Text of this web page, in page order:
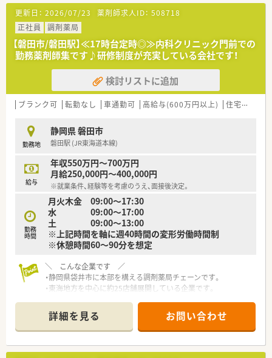
更新日： 2026/07/23 薬剤師求人ID： 508718
正社員
調剤薬局
【磐田市/磐田駅】≪17時台定時◎≫内科クリニック門前での
勤務薬剤師集です♪研修制度が充実している会社です！
検討リストに追加
ブランク可 転勤なし 車通勤可 高給与(600万円以上) 住宅補助(手当)あり
勤務地
静岡県 磐田市
磐田駅 (JR東海道本線)
給与
年収550万円～700万円
月給250,000円～400,000円
※就業条件、経験等を考慮のうえ、面接後決定。
勤務
時間
月火木金 09:00～17:30
水 09:00～17:00
土 09:00～13:00
※上記時間を軸に週40時間の変形労働時間制
※休憩時間60～90分を想定
＼ こんな企業です ／
・静岡県袋井市に本部を構える調剤薬局チェーンです。
・東海地方を中心に約25店舗展開している企業です。
・自らクリニックや施設を誘致し地域医療発信機関を造り出して
います。
・患者目線の店舗作りを行っており、投薬は双方座れる対面型カ
ウンターを整備しています。
・外部講師を招いた勉強会開催など、研修にも力を入れている企
詳細を見る お問い合わせ